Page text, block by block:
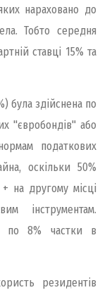
нараховано до
Тобто середня
ставці 15% та
була здійснена по
"євробондів" або
податкових
оскільки 50%
на другому місці
інструментам.
по 8% частки в
резидентів